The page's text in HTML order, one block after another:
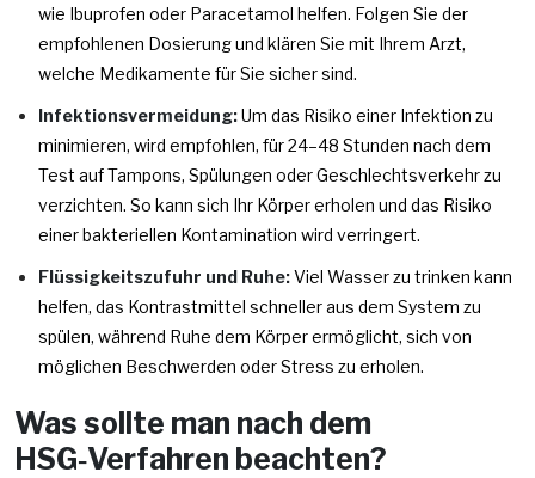
wie Ibuprofen oder Paracetamol helfen. Folgen Sie der
empfohlenen Dosierung und klären Sie mit Ihrem Arzt,
welche Medikamente für Sie sicher sind.
Infektionsvermeidung:Um das Risiko einer Infektion zu
minimieren, wird empfohlen, für 24–48 Stunden nach dem
Test auf Tampons, Spülungen oder Geschlechtsverkehr zu
verzichten. So kann sich Ihr Körper erholen und das Risiko
einer bakteriellen Kontamination wird verringert.
Flüssigkeitszufuhr und Ruhe:Viel Wasser zu trinken kann
helfen, das Kontrastmittel schneller aus dem System zu
spülen, während Ruhe dem Körper ermöglicht, sich von
möglichen Beschwerden oder Stress zu erholen.
Was sollte man nach dem
HSG‑Verfahren beachten?